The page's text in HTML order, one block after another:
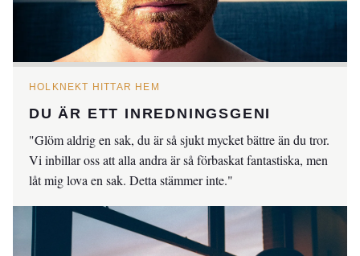
HOLKNEKT HITTAR HEM
DU ÄR ETT INREDNINGSGENI
"Glöm aldrig en sak, du är så sjukt mycket bättre än du tror.
Vi inbillar oss att alla andra är så förbaskat fantastiska, men
låt mig lova en sak. Detta stämmer inte."